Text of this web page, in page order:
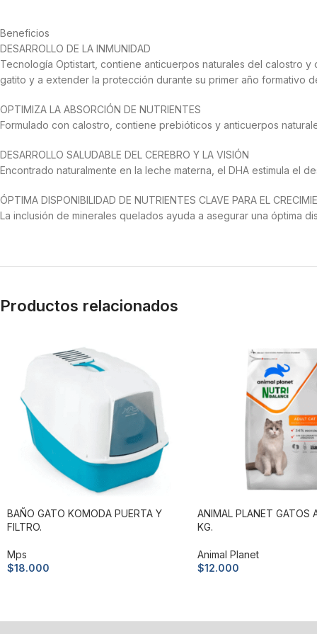
Beneficios
DESARROLLO DE LA INMUNIDAD
Tecnología Optistart, contiene anticuerpos naturales del calostro
gatito y a extender la protección durante su primer año formativo
OPTIMIZA LA ABSORCIÓN DE NUTRIENTES
Formulado con calostro, contiene prebióticos y anticuerpos
DESARROLLO SALUDABLE DEL CEREBRO Y LA VISIÓN
Encontrado naturalmente en la leche materna, el DHA estimula el
ÓPTIMA DISPONIBILIDAD DE NUTRIENTES CLAVE PARA EL
La inclusión de minerales quelados ayuda a asegurar una óptima
Productos relacionados
BAÑO GATO KOMODA PUERTA Y
FILTRO.
Mps
$18.000
ANIMAL PLANET GATOS
KG.
Animal Planet
$12.000